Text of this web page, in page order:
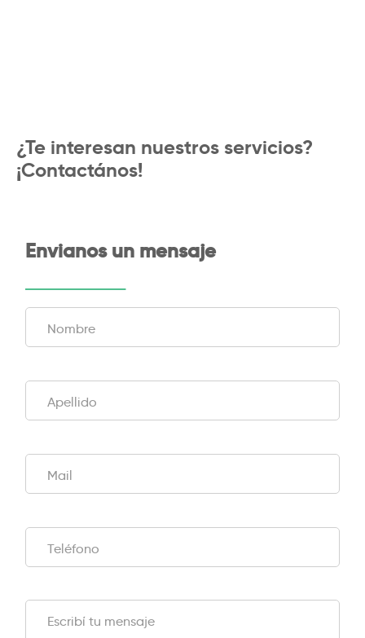
¿Te interesan nuestros servicios?
¡Contactános!
Envianos un mensaje